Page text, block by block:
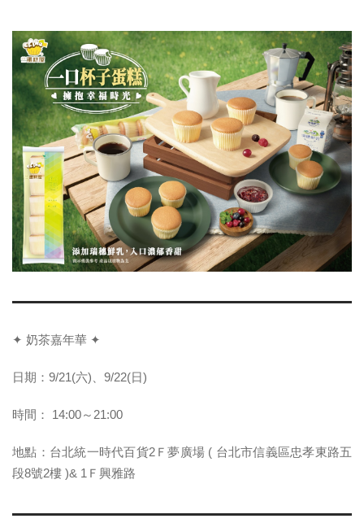
✦ 奶茶嘉年華 ✦
日期：9/21(六)、9/22(日)​
時間： 14:00～21:00
​地點：台北統一時代百貨2Ｆ夢廣場 ( 台北市信義區忠孝東路五
段8號2樓 )& 1Ｆ興雅路